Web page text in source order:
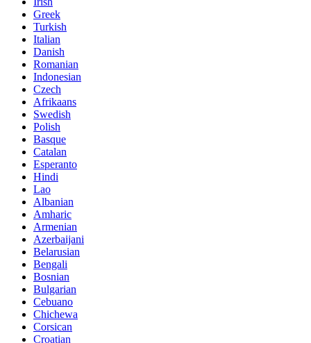
Greek
Turkish
Italian
Danish
Romanian
Indonesian
Czech
Afrikaans
Swedish
Polish
Basque
Catalan
Esperanto
Hindi
Lao
Albanian
Amharic
Armenian
Azerbaijani
Belarusian
Bengali
Bosnian
Bulgarian
Cebuano
Chichewa
Corsican
Croatian